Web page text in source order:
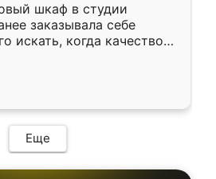
шкаф в студии
заказывала себе
искать, когда качеством
Служит кухня уже почти
нет.
Еще